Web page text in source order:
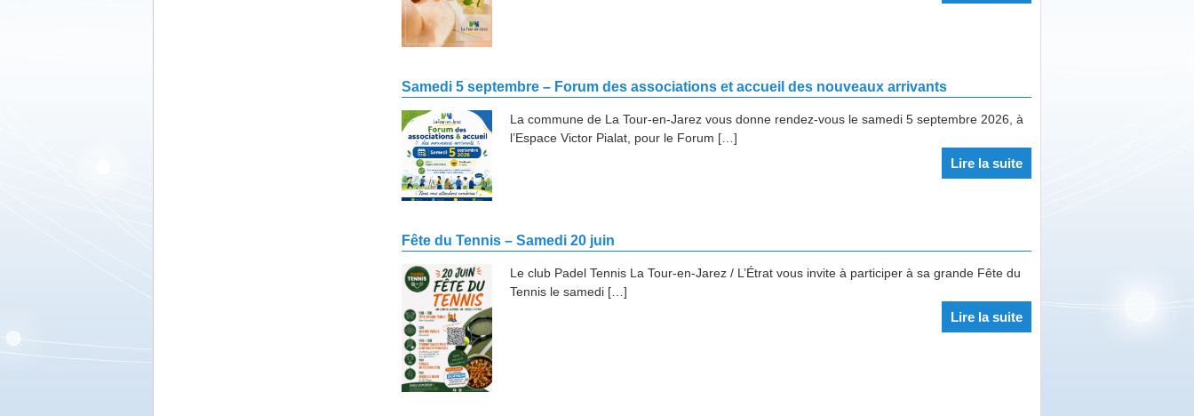
Samedi 5 septembre – Forum des associations et accueil des nouveaux arrivants
La commune de La Tour-en-Jarez vous donne rendez-vous le samedi 5 septembre 2026, à
l’Espace Victor Pialat, pour le Forum […]
Lire la suite
Fête du Tennis – Samedi 20 juin
Le club Padel Tennis La Tour-en-Jarez / L’Étrat vous invite à participer à sa grande Fête du
Tennis le samedi […]
Lire la suite